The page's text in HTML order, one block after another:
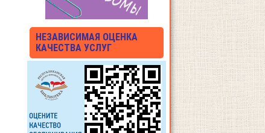
НЕЗАВИСИМАЯ ОЦЕНКА
КАЧЕСТВА УСЛУГ